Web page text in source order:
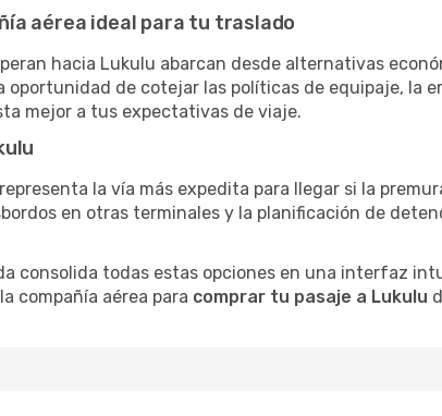
aérea ideal para tu traslado
hacia Lukulu abarcan desde alternativas
oportunidad de cotejar las políticas de equipaje, la
mejor a tus expectativas de viaje.
la vía más expedita para llegar si la
en otras terminales y la planificación de
consolida todas estas opciones en una interfaz
compañía aérea para comprar tu pasaje a Lukulu